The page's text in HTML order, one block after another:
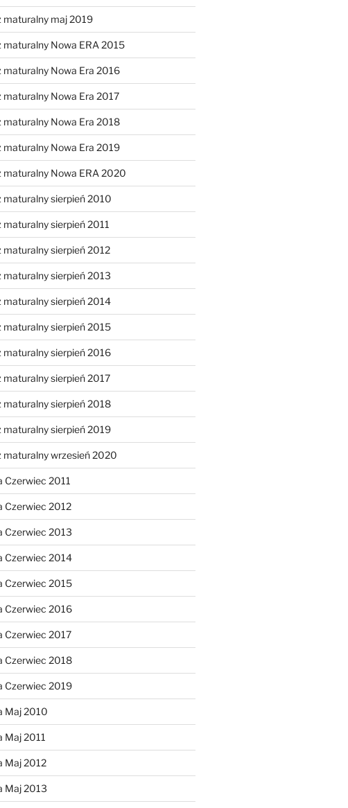
maturalny maj 2019
maturalny Nowa ERA 2015
maturalny Nowa Era 2016
maturalny Nowa Era 2017
maturalny Nowa Era 2018
maturalny Nowa Era 2019
maturalny Nowa ERA 2020
maturalny sierpień 2010
maturalny sierpień 2011
maturalny sierpień 2012
maturalny sierpień 2013
maturalny sierpień 2014
maturalny sierpień 2015
maturalny sierpień 2016
maturalny sierpień 2017
maturalny sierpień 2018
maturalny sierpień 2019
maturalny wrzesień 2020
Czerwiec 2011
Czerwiec 2012
Czerwiec 2013
Czerwiec 2014
Czerwiec 2015
Czerwiec 2016
Czerwiec 2017
Czerwiec 2018
Czerwiec 2019
Maj 2010
Maj 2011
Maj 2012
Maj 2013